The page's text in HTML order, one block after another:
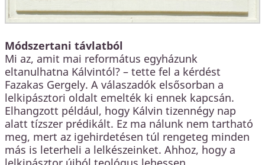
Módszertani távlatból
Mi az, amit mai református egyházunk
eltanulhatna Kálvintól? – tette fel a kérdést
Fazakas Gergely. A válaszadók elsősorban a
lelkipásztori oldalt emelték ki ennek kapcsán.
Elhangzott például, hogy Kálvin tizennégy nap
alatt tízszer prédikált. Ez ma nálunk nem tartható
meg, mert az igehirdetésen túl rengeteg minden
más is leterheli a lelkészeinket. Ahhoz, hogy a